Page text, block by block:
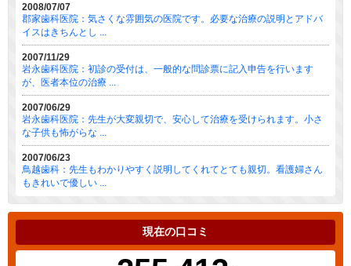
2008/07/07
郡家歯科医院：気さくな雰囲気の医院です。必要な治療の説明とアドバ
イスはきちんとし ...
2007/11/29
岩永歯科医院：初診の受付は、一般的な問診票に記入申告を行います
が、医者本位の治療 ...
2007/06/29
岩永歯科医院：先生が大変親切で、安心して治療を受けられます。小さ
な子供も怖がらな ...
2007/06/23
鳥越歯科：先生もわかりやすく説明してくれてとても親切。看護婦さん
もきれいで優しい ...
現在の口コミ